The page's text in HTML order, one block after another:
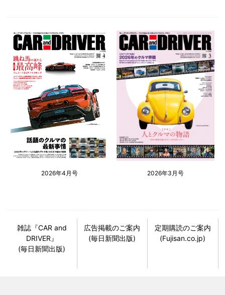
2026年4月号 2026年3月号
雑誌『CAR and
DRIVER』
(毎日新聞出版)
広告掲載のご案内
(毎日新聞出版)
定期購読のご案内
(Fujisan.co.jp)